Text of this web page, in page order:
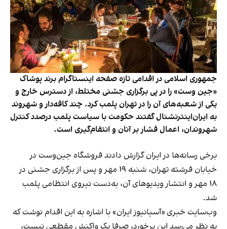
جمهوری اسلامی در اقدامی تازه صفحه اینستاگرام برند پوشاک
«جین وست» را در پی برگزاری جشنی مختلط، از دسترس خارج و
یکی از شعبه‌های آن را در تهران پلمب کرد. چند کافه‌‌دار و شهروند
به ایران‌اینترنشنال گفتند حکومت با سیاست پلمب درصدد کنترل
شهروندان، اعمال فشار بر آنان و انتقام‌گیری است.
برخی رسانه‌ها در ایران گزارش دادند فروشگاه جین‌وست در
خیابان فرشته تهران، شنبه ۱۹ مهر و پس از برگزاری جشنی در
۱۸ مهر و انتشار ویدیوهای آن، به‌دست نیروی انتظامی پلمب
شد.
وب‌سایت خبری «آسیانیوز ایران» با اشاره به این اقدام نوشت که